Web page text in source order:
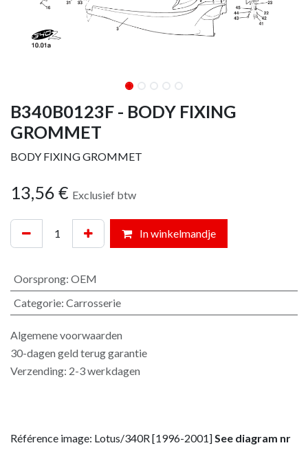
B340B0123F - BODY FIXING
GROMMET
BODY FIXING GROMMET
13,56 € Exclusief btw
In winkelmandje
Oorsprong: OEM
Categorie: Carrosserie
Algemene voorwaarden
30-dagen geld terug garantie
Verzending: 2-3 werkdagen
Référence image: Lotus/340R [1996-2001]See diagram nr